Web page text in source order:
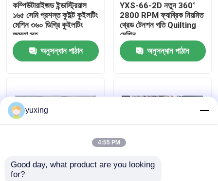
আমাদের সম্পর্কে
কারখানা পরিদর্শন
আমাদের সাথে যোগাযোগ করুন
মামলা
কম্পিউটারাইজড ইন্ডাস্ট্রিয়াল
১৬৫ সেমি প্রশস্ত কুইল্ট কুইলটিং
মেশিন ৩৬০ ডিগ্রি কুইলটিং
ক্ষমতা সহ
অনুসন্ধান পাঠান
YXS-66-2D নতুন 360°
2800 RPM ফ্যাব্রিক নিয়মিত
থ্রেড টেনশন গতি Quilting
মেশিন
অনুসন্ধান পাঠান
1000rpm 2 সারি
yuxing
4:55 PM
Good day, what product are you looking
for?